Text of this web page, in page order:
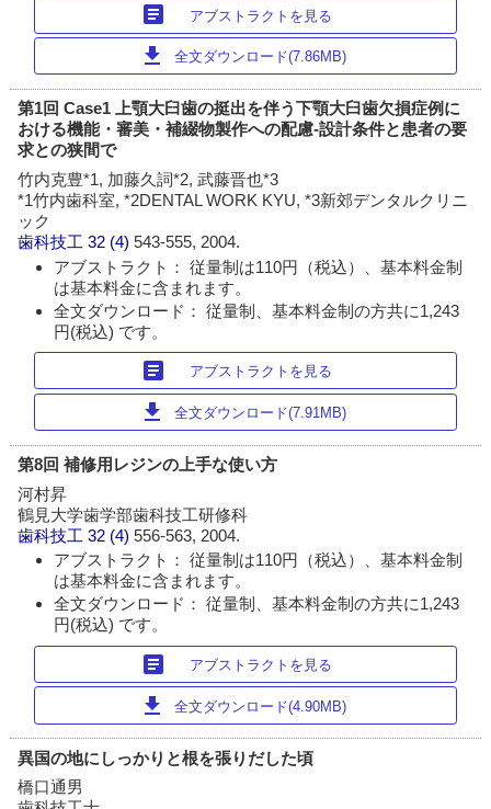
article アブストラクトを見る
download 全文ダウンロード(7.86MB)
第1回 Case1 上顎大臼歯の挺出を伴う下顎大臼歯欠損症例に
おける機能・審美・補綴物製作への配慮-設計条件と患者の要
求との狭間で
竹内克豊*1, 加藤久詞*2, 武藤晋也*3
*1竹内歯科室, *2DENTAL WORK KYU, *3新郊デンタルクリニ
ック
歯科技工 32 (4)543-555, 2004.
アブストラクト： 従量制は110円（税込）、基本料金制
は基本料金に含まれます。
全文ダウンロード： 従量制、基本料金制の方共に1,243
円(税込) です。
article アブストラクトを見る
download 全文ダウンロード(7.91MB)
第8回 補修用レジンの上手な使い方
河村昇
鶴見大学歯学部歯科技工研修科
歯科技工 32 (4)556-563, 2004.
アブストラクト： 従量制は110円（税込）、基本料金制
は基本料金に含まれます。
全文ダウンロード： 従量制、基本料金制の方共に1,243
円(税込) です。
article アブストラクトを見る
download 全文ダウンロード(4.90MB)
異国の地にしっかりと根を張りだした頃
橋口通男